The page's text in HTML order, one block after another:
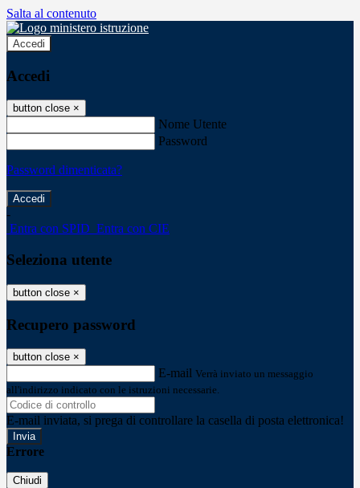
Salta al contenuto
Accedi
Accedi
button close ×
Nome Utente
Password
Password dimenticata?
-
Entra con SPID Entra con CIE
Seleziona utente
button close ×
Recupero password
button close ×
E-mail Verrà inviato un messaggio
all'indirizzo indicato con le istruzioni necessarie.
E-mail inviata, si prega di controllare la casella di posta elettronica!
Errore
Chiudi